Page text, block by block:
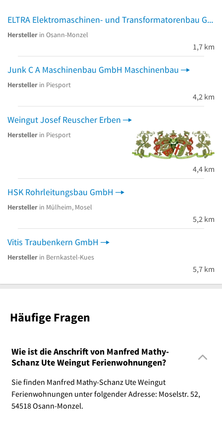
ELTRA Elektromaschinen- und Transformatorenbau GmbH
Hersteller in Osann-Monzel
1,7 km
Junk C A Maschinenbau GmbH Maschinenbau
Hersteller in Piesport
4,2 km
Weingut Josef Reuscher Erben
Hersteller in Piesport
4,4 km
HSK Rohrleitungsbau GmbH
Hersteller in Mülheim, Mosel
5,2 km
Vitis Traubenkern GmbH
Hersteller in Bernkastel-Kues
5,7 km
Häufige Fragen
Wie ist die Anschrift von Manfred Mathy-
Schanz Ute Weingut Ferienwohnungen?
Sie finden Manfred Mathy-Schanz Ute Weingut
Ferienwohnungen unter folgender Adresse: Moselstr. 52,
54518 Osann-Monzel.